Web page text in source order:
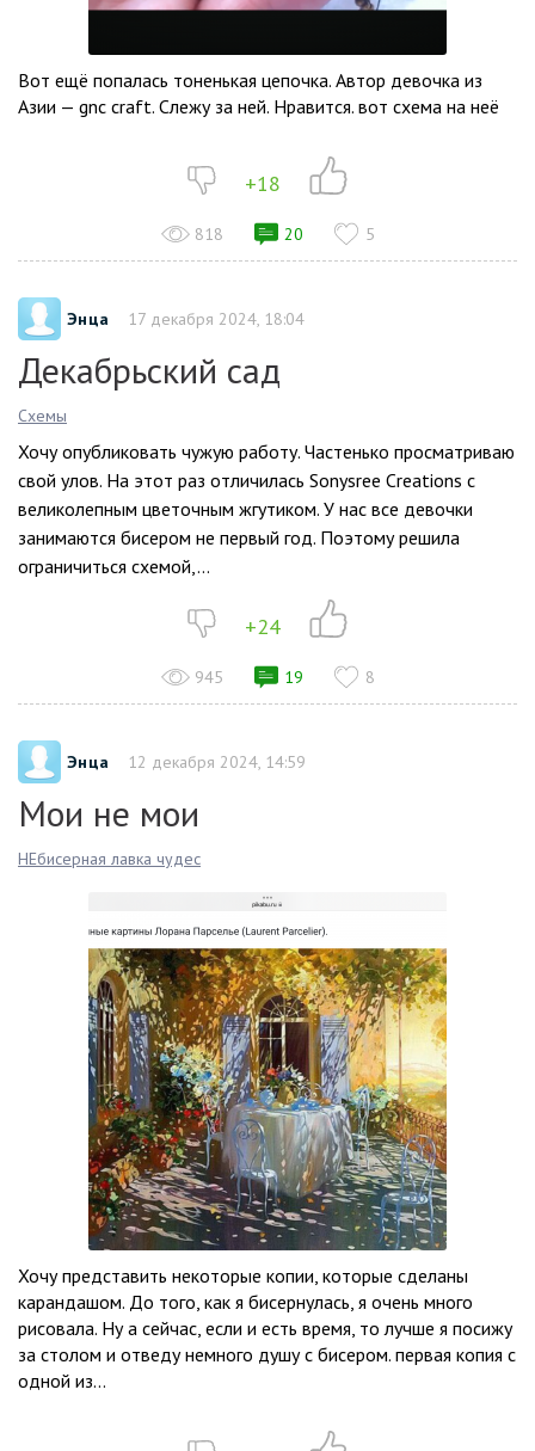
Вот ещё попалась тоненькая цепочка. Автор девочка из
Азии — gnc craft. Слежу за ней. Нравится. вот схема на неё
+18
818 20 5
Энца 17 декабря 2024, 18:04
Декабрьский сад
Схемы
Хочу опубликовать чужую работу. Частенько просматриваю
свой улов. На этот раз отличилась Sonysree Creations с
великолепным цветочным жгутиком. У нас все девочки
занимаются бисером не первый год. Поэтому решила
ограничиться схемой,...
+24
945 19 8
Энца 12 декабря 2024, 14:59
Мои не мои
НЕбисерная лавка чудес
Хочу представить некоторые копии, которые сделаны
карандашом. До того, как я бисернулась, я очень много
рисовала. Ну а сейчас, если и есть время, то лучше я посижу
за столом и отведу немного душу с бисером. первая копия с
одной из...